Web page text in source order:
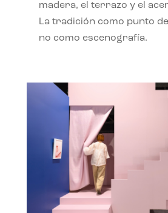
madera, el terrazo y el
La tradición como punto
no como escenografía.